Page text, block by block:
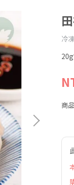
冷
商